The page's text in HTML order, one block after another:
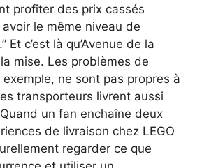
profiter des prix cassés
le même niveau de
Et c’est là qu’Avenue de la
mise. Les problèmes de
ne sont pas propres à
transporteurs livrent aussi
un fan enchaîne deux
de livraison chez LEGO
regarder ce que